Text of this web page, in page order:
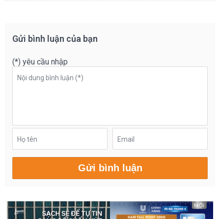
Gửi bình luận của bạn
(*) yêu cầu nhập
Nội dung bình luận (*)
Họ tên Email